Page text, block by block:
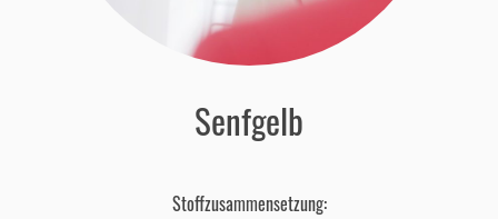
Senfgelb
Stoffzusammensetzung: